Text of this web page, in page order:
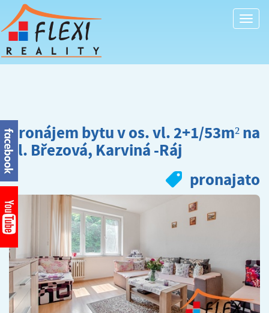
Pronájem bytu v os. vl. 2+1/53m² na
ul. Březová, Karviná -Ráj
pronajato